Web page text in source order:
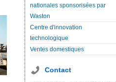
nationales sponsorisées par
Waston
Centre d'innovation
technologique
Ventes domestiques
Contact